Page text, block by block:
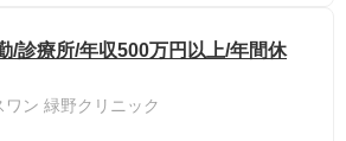
/診療所/年収500万円以上/年間休
ン 緑野クリニック